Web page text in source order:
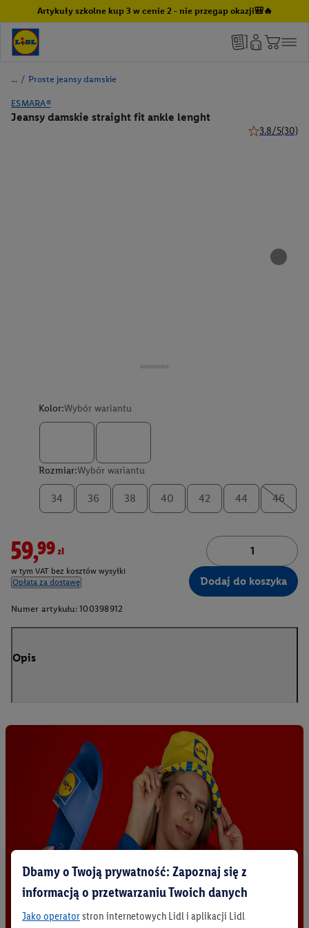
Artykuły szkolne kup 3 w cenie 2 - nie przegap okazji🎒🔥
/ Proste jeansy damskie
ESMARA®
Jeansy damskie straight fit ankle lenght
3.8/5(30)
Kolor:Wybór wariantu
Rozmiar:Wybór wariantu
34 36 38 40 42 44 46
59,99zł
w tym VAT bez kosztów wysyłki
Opłata za dostawę
Dodaj do koszyka
Numer artykułu: 100398912
Opis
Dbamy o Twoją prywatność: Zapoznaj się z
informacją o przetwarzaniu Twoich danych
Jako operatorstron internetowych Lidl i aplikacji Lidl